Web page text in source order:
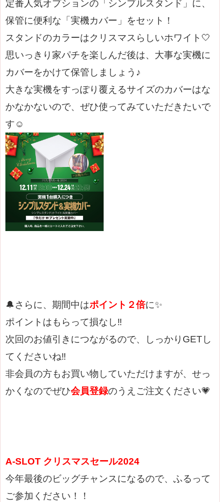
定番人気オプションの「シンプルスタンド」に、
保管に便利な「実機カバー」をセット！
スタンドのカラーはクリスマスらしいホワイト🤍
思いっきり家パチを楽しんだ後は、大事な実機に
カバーをかけて保管しましょう♪
大きな実機をすっぽり覆えるサイズのカバーはな
かなかないので、ぜひ使ってみていただきたいで
す☺
🔔さらに、期間中はポイント２倍に✨
ポイントはもらって損なし‼
次回のお値引きにつながるので、しっかりGETし
てくださいね‼
非会員の方もお買い物していただけますが、せっ
かくなのでぜひ会員登録のうえご注文ください💗
A-SLOT クリスマスセール2024
今年最後のビッグチャンスになるので、ふるって
ご参加ください！！